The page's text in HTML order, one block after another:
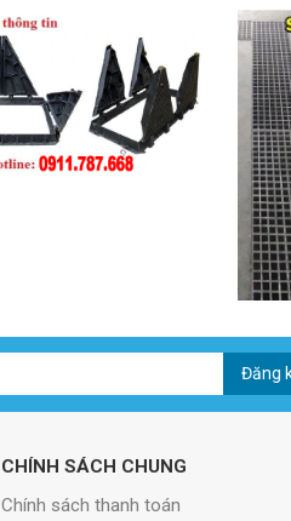
Đăng
CHÍNH SÁCH CHUNG
Chính sách thanh toán